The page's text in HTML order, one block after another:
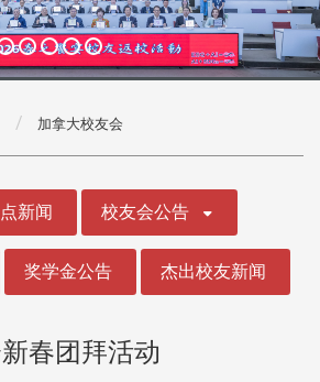
加拿大校友会
新闻 校友会公告
奖学金公告 杰出校友新闻
春团拜活动